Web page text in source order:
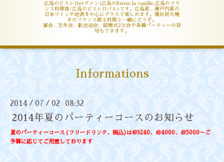
広島のビストロetヴァン(広島のBistro la vanille,広島のフラ
ンス料理店/広島のビストロバル)です。広島産、瀬戸内産の
日本ワインや地酒を中心にグラスで楽しめます。備長炭火焼
きのフランス郷土料理と一緒にどうぞ。
宴会、忘年会、歓送迎会、結婚式2次会や各種パーティーの貸
切もできます。
Informations
2014 / 07 / 02 08:32
2014年夏のパーティーコースのお知らせ
夏のパーティーコース(フリードリンク、税込)は@3240、＠4000、＠5000～ご
予算に応じてご用意しております